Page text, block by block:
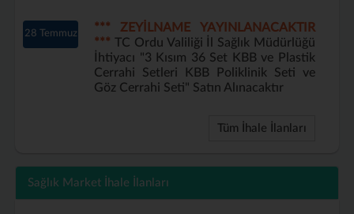
28 Temmuz
*** ZEYİLNAME YAYINLANACAKTIR
***TC Ordu Valiliği İl Sağlık Müdürlüğü
İhtiyacı "3 Kısım 36 Set KBB ve Plastik
Cerrahi Setleri KBB Poliklinik Seti ve
Göz Cerrahi Seti" Satın Alınacaktır
Tüm İhale İlanları
Sağlık Market İhale İlanları